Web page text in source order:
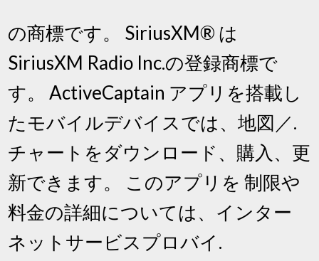
の商標です。 SiriusXM® は
SiriusXM Radio Inc.の登録商標で
す。 ActiveCaptain アプリを搭載し
たモバイルデバイスでは、地図／.
チャートをダウンロード、購入、更
新できます。 このアプリを 制限や
料金の詳細については、インター
ネットサービスプロバイ.